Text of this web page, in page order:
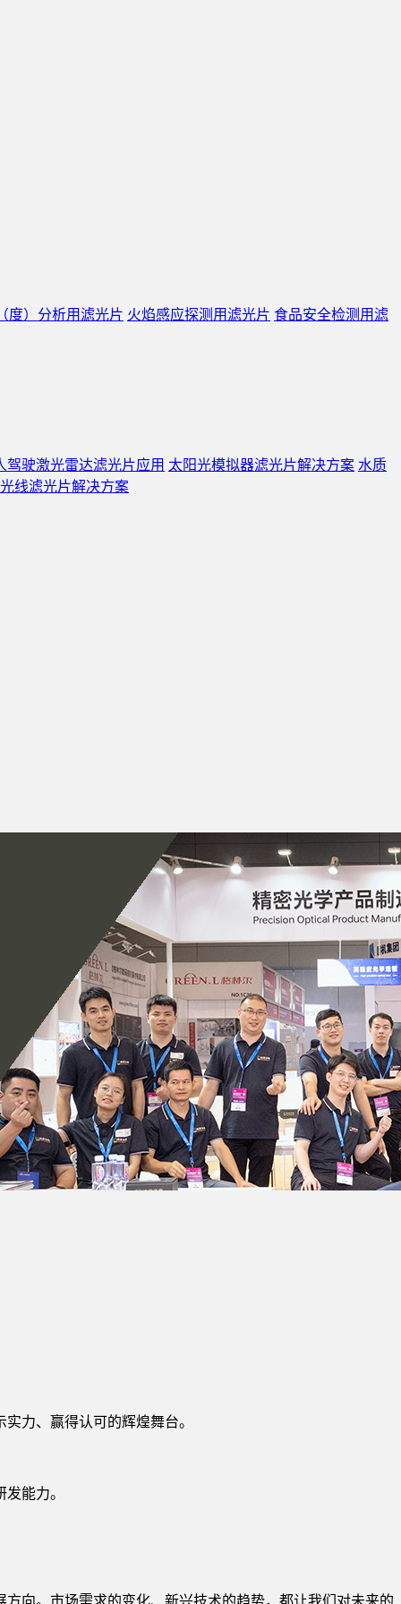
度）分析用滤光片 火焰感应探测用滤光片 食品安全检测用滤
驾驶激光雷达滤光片应用 太阳光模拟器滤光片解决方案 水质
线滤光片解决方案
力、赢得认可的辉煌舞台。
能力。